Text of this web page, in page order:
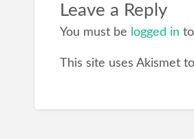
Leave a Reply
You must be logged in
This site uses Akismet